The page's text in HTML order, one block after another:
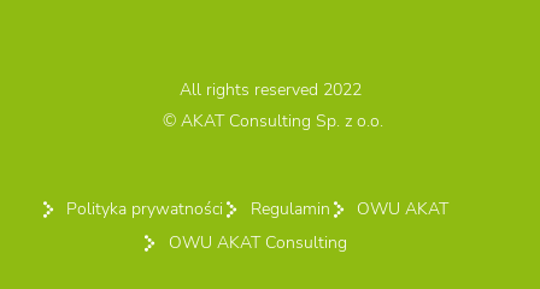
All rights reserved 2022
© AKAT Consulting Sp. z o.o.
Polityka prywatności Regulamin
OWU AKAT
OWU AKAT Consulting